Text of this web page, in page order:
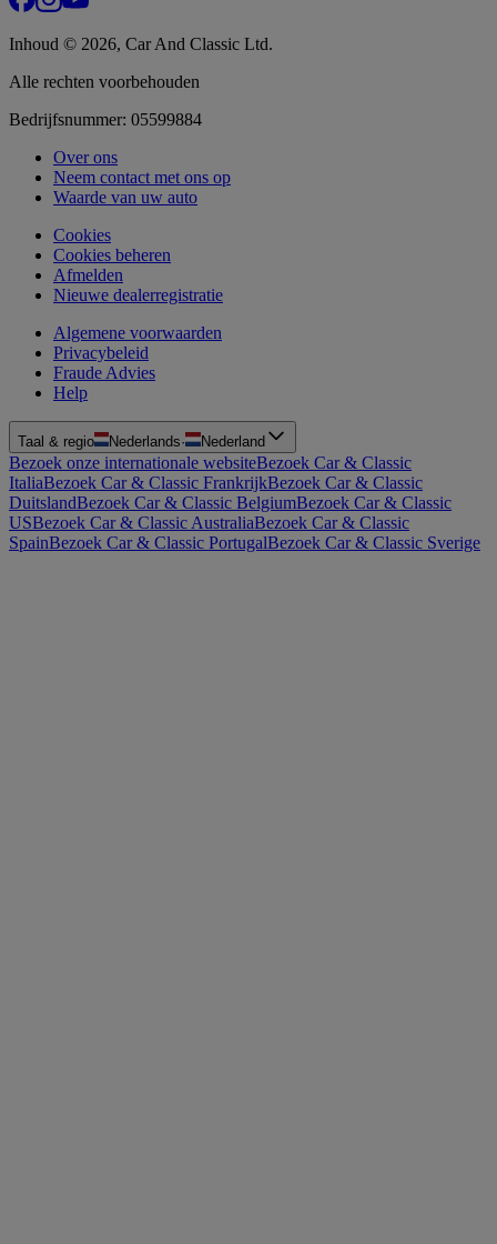
Inhoud © 2026, Car And Classic Ltd.
Alle rechten voorbehouden
Bedrijfsnummer: 05599884
Over ons
Neem contact met ons op
Waarde van uw auto
Cookies
Cookies beheren
Afmelden
Nieuwe dealerregistratie
Algemene voorwaarden
Privacybeleid
Fraude Advies
Help
Taal & regio Nederlands· Nederland
Bezoek onze internationale websiteBezoek Car & Classic
ItaliaBezoek Car & Classic FrankrijkBezoek Car & Classic
DuitslandBezoek Car & Classic BelgiumBezoek Car & Classic
USBezoek Car & Classic AustraliaBezoek Car & Classic
SpainBezoek Car & Classic PortugalBezoek Car & Classic Sverige